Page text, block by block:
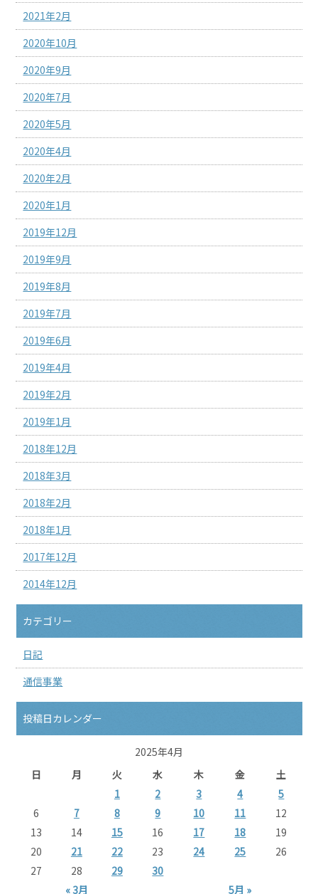
2021年2月
2020年10月
2020年9月
2020年7月
2020年5月
2020年4月
2020年2月
2020年1月
2019年12月
2019年9月
2019年8月
2019年7月
2019年6月
2019年4月
2019年2月
2019年1月
2018年12月
2018年3月
2018年2月
2018年1月
2017年12月
2014年12月
カテゴリー
日記
通信事業
投稿日カレンダー
2025年4月
日
月 火 水 木 金 土
« 3月 5月 »
1 2 3 4
5
6
7 8 9 10 11
12
13
14 15 16 17 18
19
20
21 22 23 24 25
26
27
28 29 30